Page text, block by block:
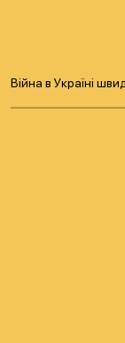
Війна в Україні